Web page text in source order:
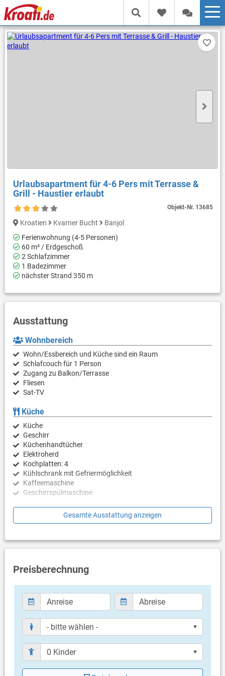
Urlaubsapartment für 4-6 Pers mit Terrasse &
Grill - Haustier erlaubt
Objekt-Nr. 13685
Kroatien Kvarner Bucht
Banjol
Ferienwohnung (4-5 Personen)
60 m² / Erdgeschoß
2 Schlafzimmer
1 Badezimmer
nächster Strand 350 m
Ausstattung
Wohnbereich
Wohn/Essbereich und Küche sind ein Raum
Schlafcouch für 1 Person
Zugang zu Balkon/Terrasse
Fliesen
Sat-TV
Küche
Küche
Geschirr
Küchenhandtücher
Elektroherd
Kochplatten: 4
Kühlschrank mit Gefriermöglichkeit
Kaffeemaschine
Geschirrspülmaschine
Schlafzimmer
Schlafzimmer mit Doppelbett, Zugang zu Balkon/Terrasse,
Schlafzimmer mit Doppelbett, Fliesen
Badezimmer
Balkon & Terrasse
eigene Terrasse
Bestuhlung
Terrassengröße: 25 m²
Weitere Informationen
Privater Parkplatz auf dem Grundstück
Gesamte Ausstattung anzeigen
Preisberechnung